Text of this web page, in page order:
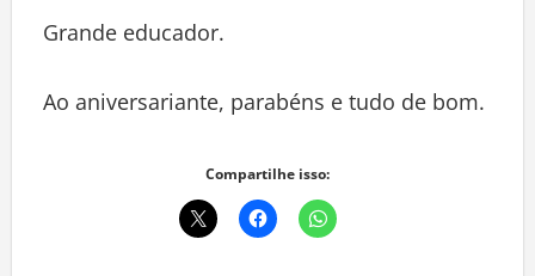
Grande educador.
Ao aniversariante, parabéns e tudo de bom.
Compartilhe isso: